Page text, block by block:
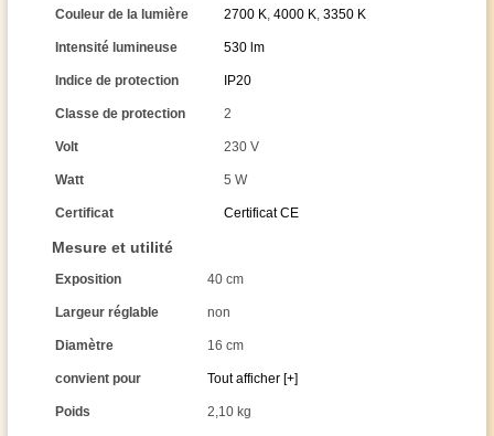
Couleur de la lumière 2700 K, 4000 K, 3350 K
Intensité lumineuse 530 lm
Indice de protection IP20
Classe de protection 2
Volt 230 V
Watt 5 W
Certificat Certificat CE
Mesure et utilité
Exposition 40 cm
Largeur réglable non
Diamètre 16 cm
convient pour Tout afficher [+]
Poids 2,10 kg